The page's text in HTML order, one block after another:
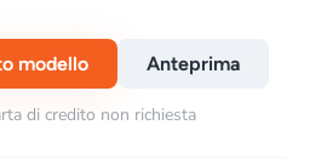
modello Anteprima
di credito non richiesta